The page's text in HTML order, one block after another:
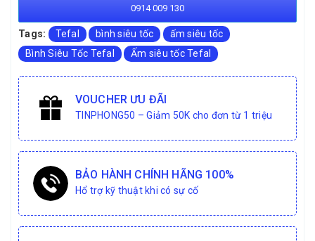
0914 009 130
Tags: Tefal bình siêu tốc
ấm siêu tốc
Bình Siêu Tốc Tefal
Ấm siêu tốc Tefal
VOUCHER ƯU ĐÃI
TINPHONG50 – Giảm 50K cho đơn từ 1 triệu
BẢO HÀNH CHÍNH HÃNG 100%
Hổ trợ kỹ thuật khi có sự cố